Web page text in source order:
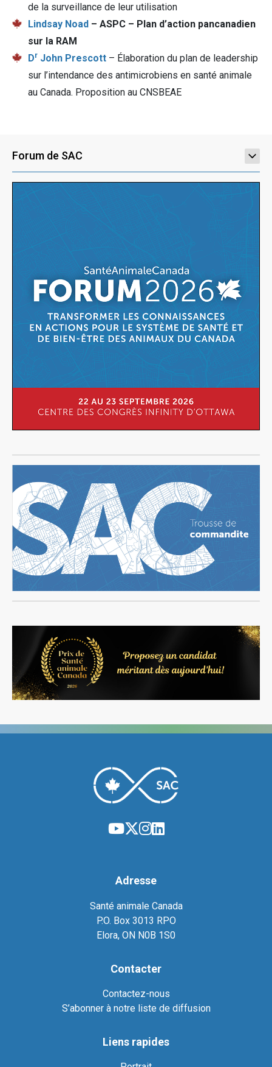
de la surveillance de leur utilisation
Lindsay Noad – ASPC – Plan d’action pancanadien
sur la RAM
DrJohn Prescott – Élaboration du plan de leadership
sur l’intendance des antimicrobiens en santé animale
au Canada. Proposition au CNSBEAE
Forum de SAC
Adresse
Santé animale Canada
P.O. Box 3013 RPO
Elora, ON N0B 1S0
Contacter
Contactez-nous
S’abonner à notre liste de diffusion
Liens rapides